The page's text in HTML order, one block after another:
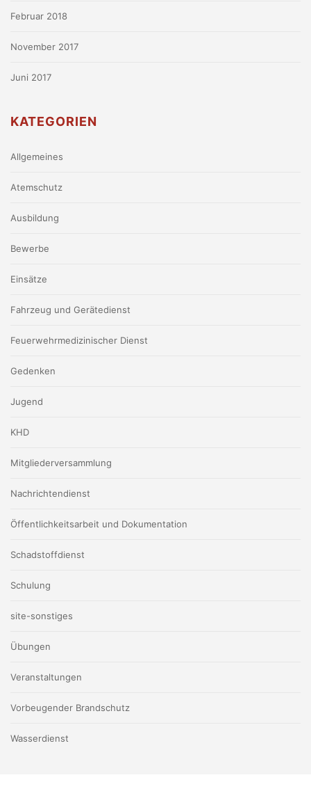
Februar 2018
November 2017
Juni 2017
KATEGORIEN
Allgemeines
Atemschutz
Ausbildung
Bewerbe
Einsätze
Fahrzeug und Gerätedienst
Feuerwehrmedizinischer Dienst
Gedenken
Jugend
KHD
Mitgliederversammlung
Nachrichtendienst
Öffentlichkeitsarbeit und Dokumentation
Schadstoffdienst
Schulung
site-sonstiges
Übungen
Veranstaltungen
Vorbeugender Brandschutz
Wasserdienst